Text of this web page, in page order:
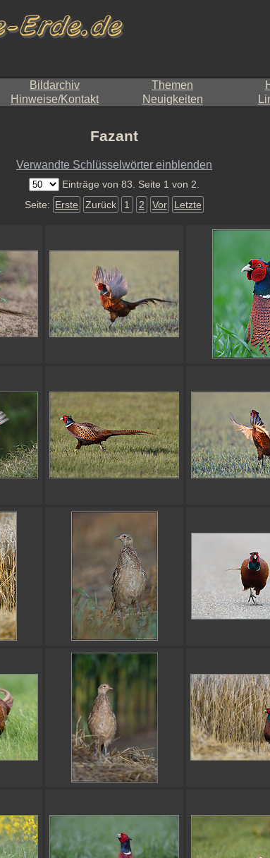
Bildarchiv Themen
Hinweise/Kontakt Neuigkeiten
Fazant
Verwandte Schlüsselwörter einblenden
Einträge von 83. Seite 1 von 2.
Seite: Erste Zurück 1 2 Vor Letzte